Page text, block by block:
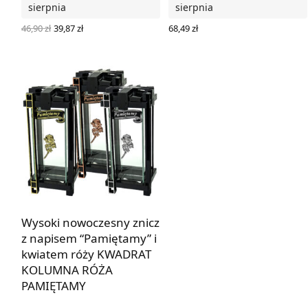
sierpnia
46,90zł Pierwotna
cena
39,87złAktualna
sierpnia
68,49zł
Wysoki nowoczesny znicz
z napisem “Pamiętamy” i
kwiatem róży KWADRAT
KOLUMNA RÓŻA
PAMIĘTAMY